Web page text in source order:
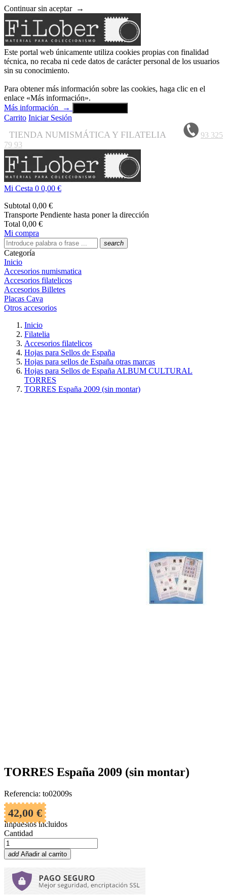
Continuar sin aceptar →
Este portal web únicamente utiliza cookies propias con finalidad
técnica, no recaba ni cede datos de carácter personal de los usuarios
sin su conocimiento.
Para obtener más información sobre las cookies, haga clic en el
enlace «Más información».
Más información
→
Carrito Iniciar Sesión
TIENDA NUMISMÁTICA Y FILATELIA
93 325
79 93
Mi Cesta 0 0,00 €
Subtotal 0,00 €
Transporte Pendiente hasta poner la dirección
Total 0,00 €
Mi compra
search
Categoría
Inicio
Accesorios numismatica
Accesorios filatelicos
Accesorios Billetes
Placas Cava
Otros accesorios
Inicio
Filatelia
Accesorios filatelicos
Hojas para Sellos de España
Hojas para sellos de España otras marcas
Hojas para Sellos de España ALBUM CULTURAL
TORRES
TORRES España 2009 (sin montar)
TORRES España 2009 (sin montar)
Referencia: to02009s
42,00 €
Impuestos incluidos
Cantidad
add Añadir al carrito